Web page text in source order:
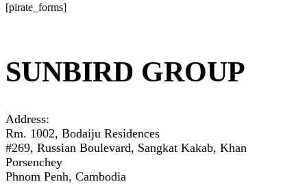
[pirate_forms]
SUNBIRD GROUP
Address:
Rm. 1002, Bodaiju Residences
#269, Russian Boulevard, Sangkat Kakab, Khan
Porsenchey
Phnom Penh, Cambodia